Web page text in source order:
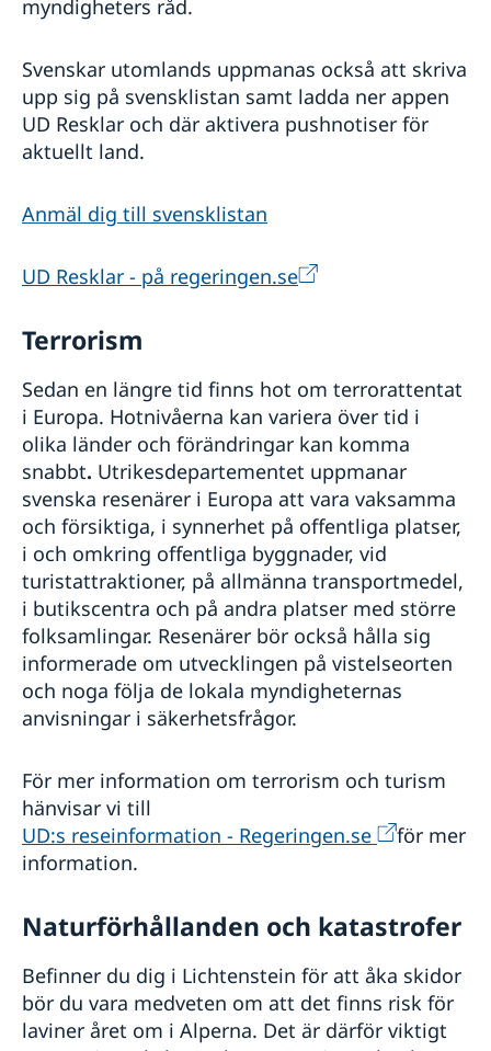
myndigheters råd.
Svenskar utomlands uppmanas också att skriva
upp sig på svensklistan samt ladda ner appen
UD Resklar och där aktivera pushnotiser för
aktuellt land.
Anmäl dig till svensklistan
UD Resklar - på regeringen.se
Terrorism
Sedan en längre tid finns hot om terrorattentat
i Europa. Hotnivåerna kan variera över tid i
olika länder och förändringar kan komma
snabbt. Utrikesdepartementet uppmanar
svenska resenärer i Europa att vara vaksamma
och försiktiga, i synnerhet på offentliga platser,
i och omkring offentliga byggnader, vid
turistattraktioner, på allmänna transportmedel,
i butikscentra och på andra platser med större
folksamlingar. Resenärer bör också hålla sig
informerade om utvecklingen på vistelseorten
och noga följa de lokala myndigheternas
anvisningar i säkerhetsfrågor.
För mer information om terrorism och turism
hänvisar vi till
UD:s reseinformation - Regeringen.se
för mer
information.
Naturförhållanden och katastrofer
Befinner du dig i Lichtenstein för att åka skidor
bör du vara medveten om att det finns risk för
laviner året om i Alperna. Det är därför viktigt